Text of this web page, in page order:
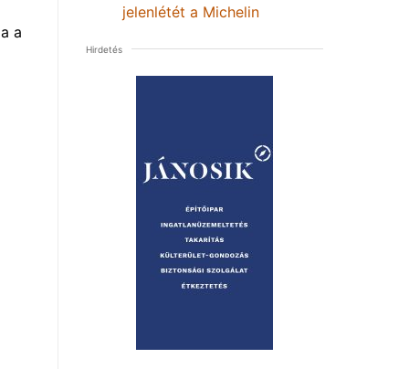
a
jelenlétét a Michelin
Hirdetés